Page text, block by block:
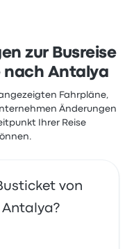
zur Busreise
nach Antalya
Fahrpläne,
Änderungen
Ihrer Reise
von